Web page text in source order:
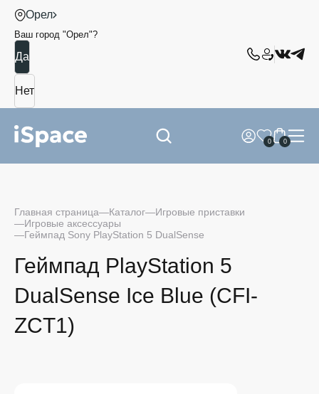
Орел
Ваш город "Орел"?
0 0
Главная страница Каталог
Игровые приставки
Игровые аксессуары
Геймпад Sony PlayStation 5 DualSense
Геймпад PlayStation 5
DualSense Ice Blue (CFI-
ZCT1)